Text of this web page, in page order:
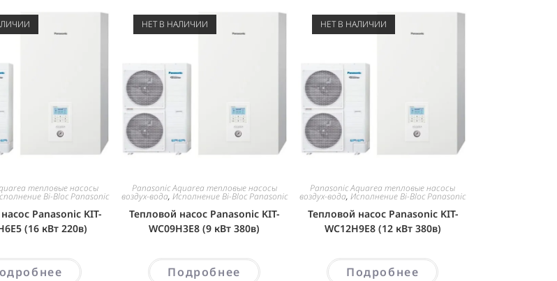
тепловые насосы
Bi-Bloc Panasonic
Panasonic KIT-
(16 кВт 220в)
НЕТ В НАЛИЧИИ
Panasonic Aquarea тепловые насосы
воздух-вода, Исполнение Bi-Bloc Panasonic
Тепловой насос Panasonic KIT-
WC09H3E8 (9 кВт 380в)
Подробнее
НЕТ В НАЛИЧИИ
Panasonic Aquarea тепловые насосы
воздух-вода,Исполнение Bi-Bloc Panasonic
Тепловой насос Panasonic KIT-
WC12H9E8 (12 кВт 380в)
Подробнее